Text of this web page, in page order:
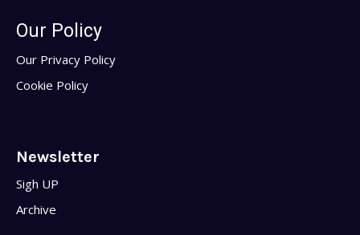
Our Policy
Our Privacy Policy
Cookie Policy
Newsletter
Sigh UP
Archive